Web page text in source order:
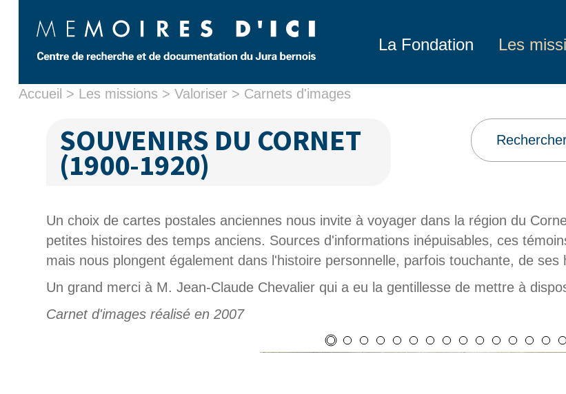
La Fondation Les
Accueil > Les missions > Valoriser > Carnets d'images
SOUVENIRS DU CORNET
(1900-1920)
Un choix de cartes postales anciennes nous invite à voyager dans la région du
petites histoires des temps anciens. Sources d'informations inépuisables, ces
mais nous plongent également dans l'histoire personnelle, parfois touchante, de ses
Un grand merci à M. Jean-Claude Chevalier qui a eu la gentillesse de mettre à
Carnet d'images réalisé en 2007